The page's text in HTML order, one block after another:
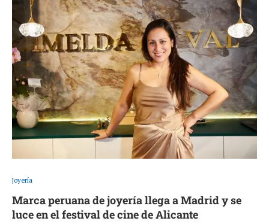
Joyería
Marca peruana de joyería llega a Madrid y se
luce en el festival de cine de Alicante